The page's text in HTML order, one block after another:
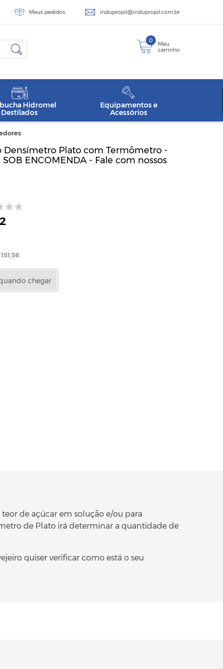
Meus pedidos indupropil@indupropil.com.br
0
Meu
carrinho
Hidromel
Destilados
Equipamentos e
Acessórios
Densímetro Plato com Termômetro -
ENCOMENDA - Fale com nossos
chegar
de açúcar em solução e/ou para
de Plato irá determinar a quantidade de
quiser verificar como está o seu